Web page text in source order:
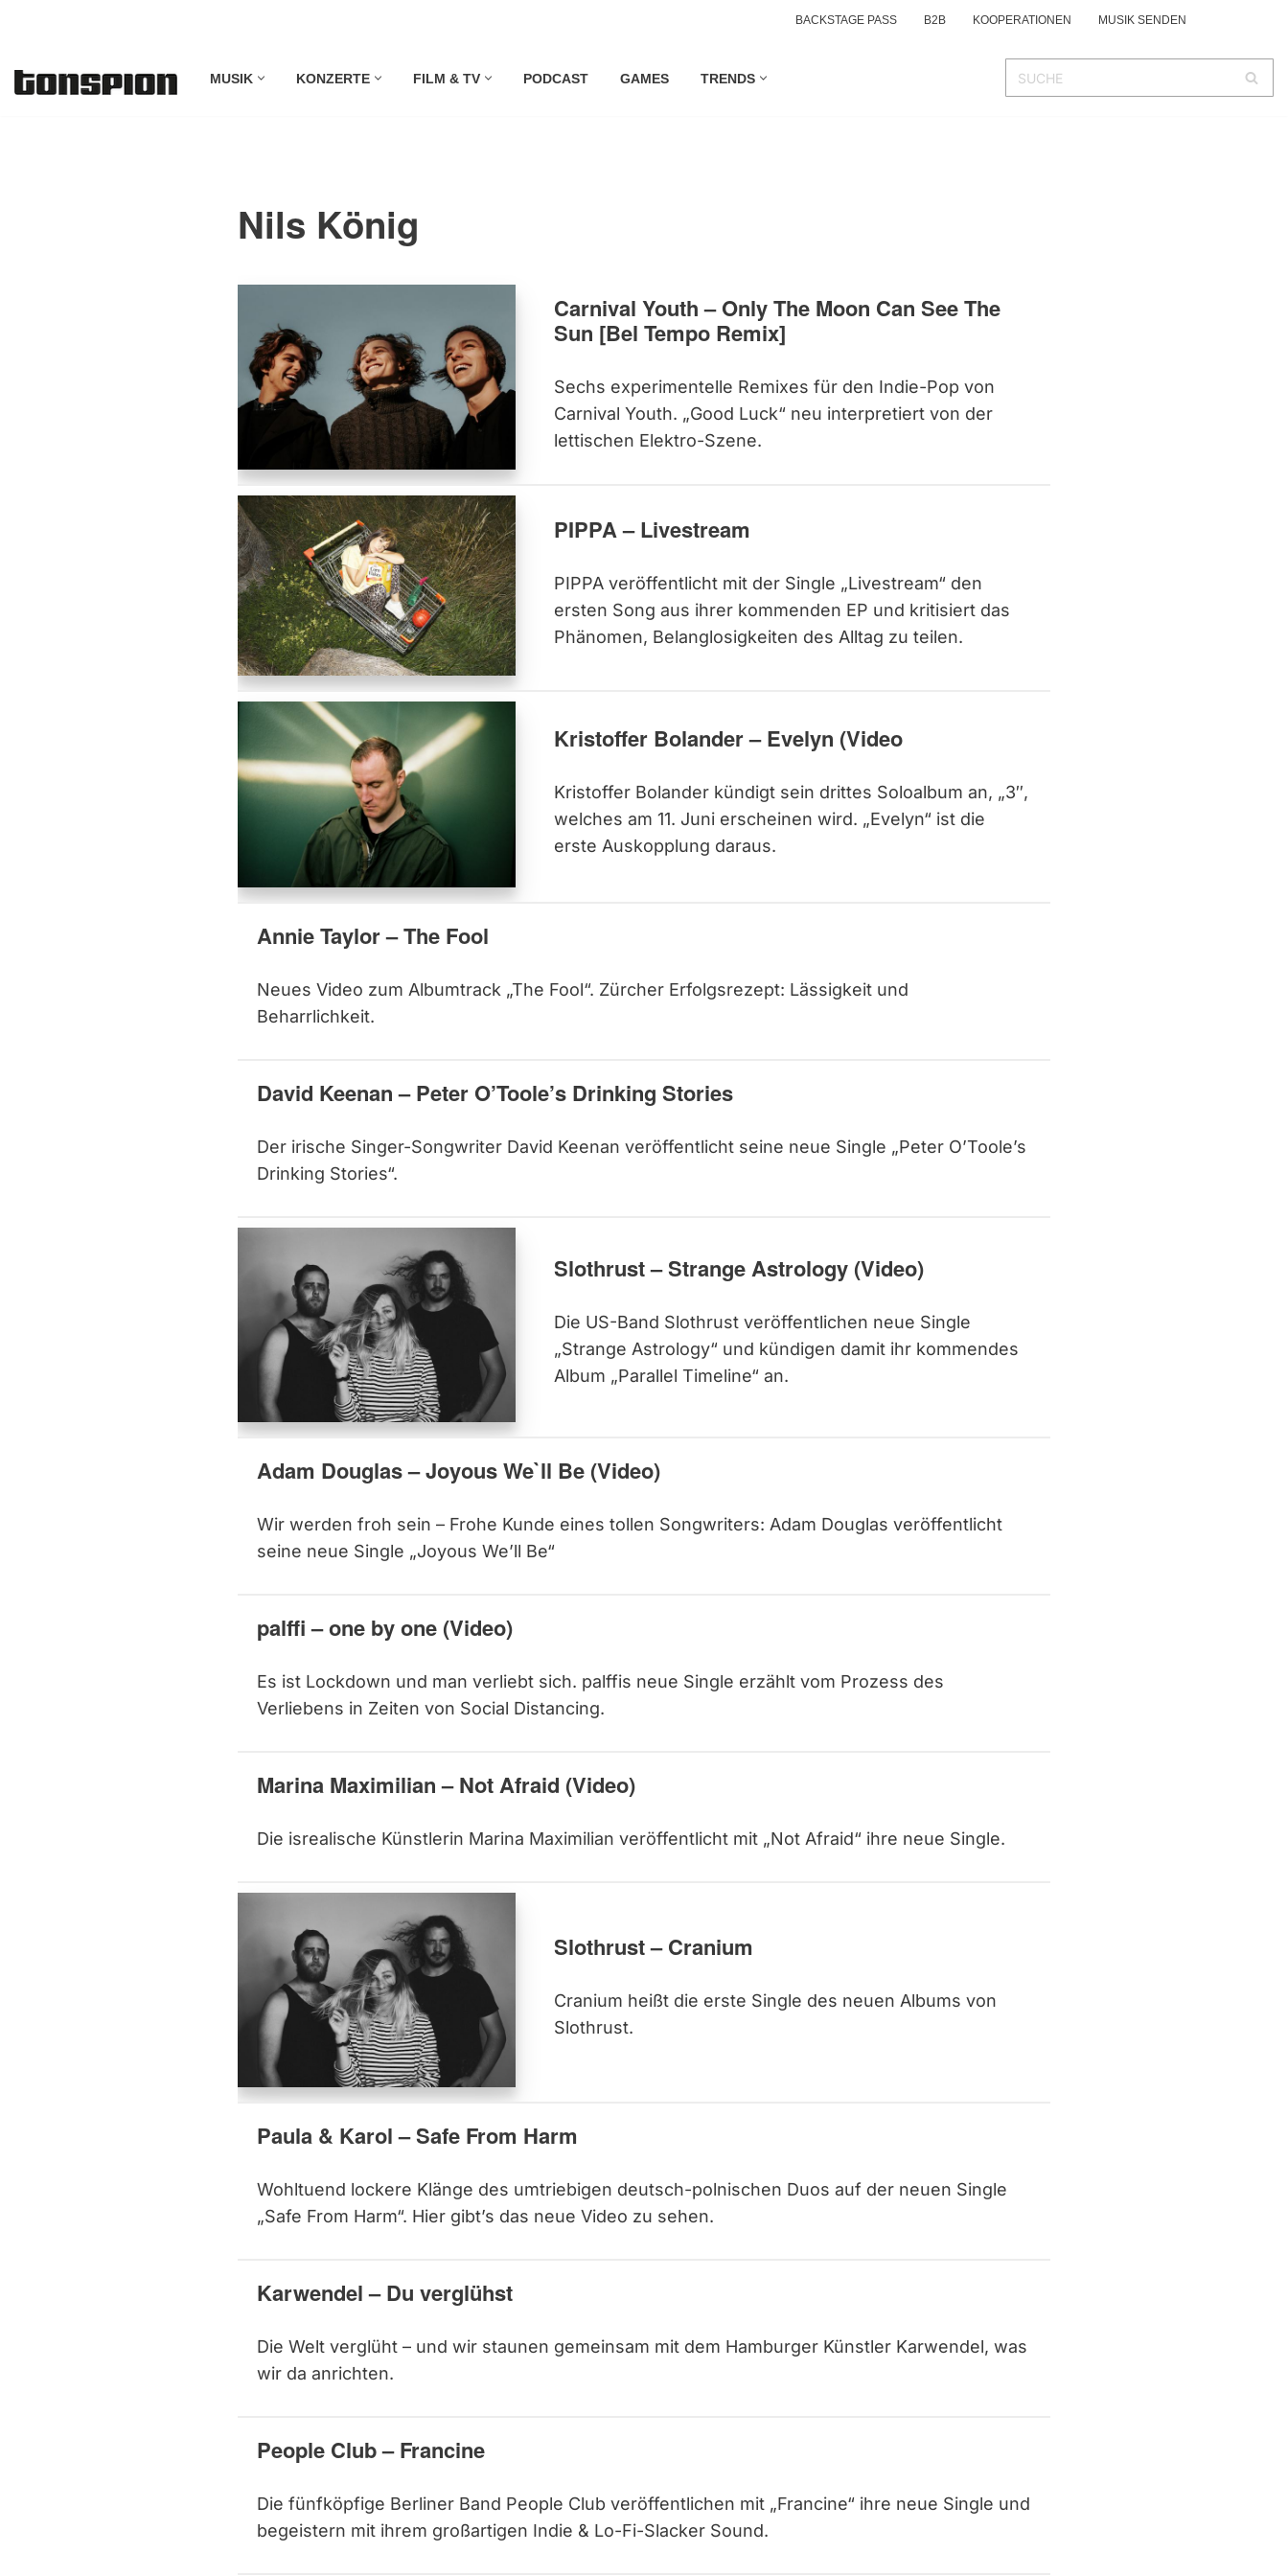
Inhalt
BACKSTAGE PASS B2B KOOPERATIONEN MUSIK SENDEN
MUSIK KONZERTE FILM & TV PODCAST GAMES TRENDS
Nils König
Carnival Youth – Only The Moon Can See The
Sun [Bel Tempo Remix]
Sechs experimentelle Remixes für den Indie-Pop von
Carnival Youth. „Good Luck“ neu interpretiert von der
lettischen Elektro-Szene.
PIPPA – Livestream
PIPPA veröffentlicht mit der Single „Livestream“ den
ersten Song aus ihrer kommenden EP und kritisiert das
Phänomen, Belanglosigkeiten des Alltag zu teilen.
Kristoffer Bolander – Evelyn (Video
Kristoffer Bolander kündigt sein drittes Soloalbum an, „3″,
welches am 11. Juni erscheinen wird. „Evelyn“ ist die
erste Auskopplung daraus.
Annie Taylor – The Fool
Neues Video zum Albumtrack „The Fool“. Zürcher Erfolgsrezept: Lässigkeit und
Beharrlichkeit.
David Keenan – Peter O’Toole’s Drinking Stories
Der irische Singer-Songwriter David Keenan veröffentlicht seine neue Single „Peter O’Toole’s
Drinking Stories“.
Slothrust – Strange Astrology (Video)
Die US-Band Slothrust veröffentlichen neue Single
„Strange Astrology“ und kündigen damit ihr kommendes
Album „Parallel Timeline“ an.
Adam Douglas – Joyous We`ll Be (Video)
Wir werden froh sein – Frohe Kunde eines tollen Songwriters: Adam Douglas veröffentlicht
seine neue Single „Joyous We’ll Be“
palffi – one by one (Video)
Es ist Lockdown und man verliebt sich. palffis neue Single erzählt vom Prozess des
Verliebens in Zeiten von Social Distancing.
Marina Maximilian – Not Afraid (Video)
Die isrealische Künstlerin Marina Maximilian veröffentlicht mit „Not Afraid“ ihre neue Single.
Slothrust – Cranium
Cranium heißt die erste Single des neuen Albums von
Slothrust.
Paula & Karol – Safe From Harm
Wohltuend lockere Klänge des umtriebigen deutsch-polnischen Duos auf der neuen Single
„Safe From Harm“. Hier gibt’s das neue Video zu sehen.
Karwendel – Du verglühst
Die Welt verglüht – und wir staunen gemeinsam mit dem Hamburger Künstler Karwendel, was
wir da anrichten.
People Club – Francine
Die fünfköpfige Berliner Band People Club veröffentlichen mit „Francine“ ihre neue Single und
begeistern mit ihrem großartigen Indie & Lo-Fi-Slacker Sound.